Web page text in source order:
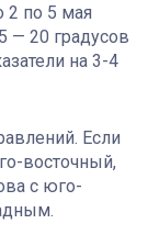
2 по 5 мая
— 20 градусов
на 3-4
Если
восточный,
с юго-